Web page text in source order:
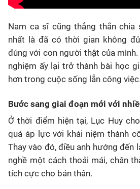
Nam ca sĩ cũng thẳng thắn chia
nhất là đã có thời gian không
đúng với con người thật của mình.
nghiệm ấy lại trở thành bài học
hơn trong cuộc sống lẫn công việc.
Bước sang giai đoạn mới với
Ở thời điểm hiện tại, Lục Huy
quá áp lực với khái niệm thành
Thay vào đó, điều anh hướng đến
nghề một cách thoải mái, chân
tích cực cho bản thân.